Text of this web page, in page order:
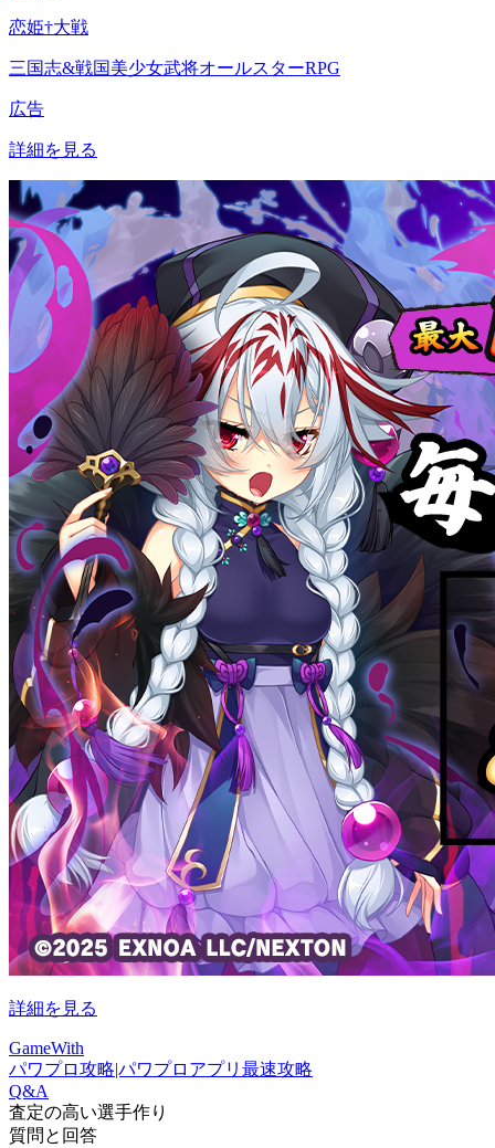
恋姫†大戦
三国志&戦国美少女武将オールスターRPG
広告
詳細を見る
詳細を見る
GameWith
パワプロ攻略|パワプロアプリ最速攻略
Q&A
査定の高い選手作り
質問と回答